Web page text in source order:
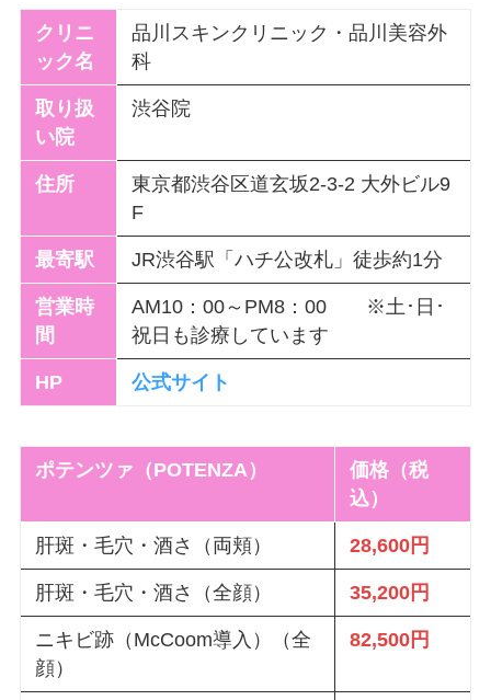
クリニ
ック名
品川スキンクリニック・品川美容外
科
取り扱
い院
渋谷院
住所
東京都渋谷区道玄坂2-3-2 大外ビル9
F
最寄駅 JR渋谷駅「ハチ公改札」徒歩約1分
営業時
間
AM10：00～PM8：00 ※土･日･
祝日も診療しています
HP 公式サイト
ポテンツァ（POTENZA）
価格（税
込）
肝斑・毛穴・酒さ（両頬） 28,600円
肝斑・毛穴・酒さ（全顔） 35,200円
ニキビ跡（McCoom導入）（全
顔）
82,500円